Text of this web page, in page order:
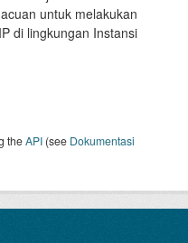
untuk melakukan
di lingkungan Instansi
theAPI (see Dokumentasi